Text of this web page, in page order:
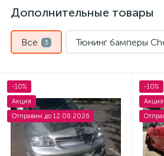
Дополнительные товары
Все 3 Тюнинг бамперы
-10%
Акция
Отправим до 12.08.2026
-10%
Акция